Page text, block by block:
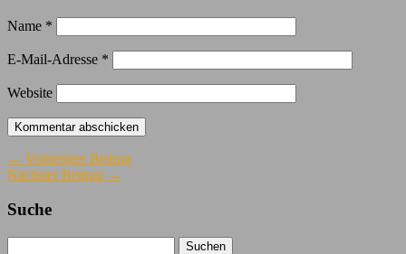
Name *
E-Mail-Adresse *
Website
← Vorheriger Beitrag
Nächster Beitrag →
Suche